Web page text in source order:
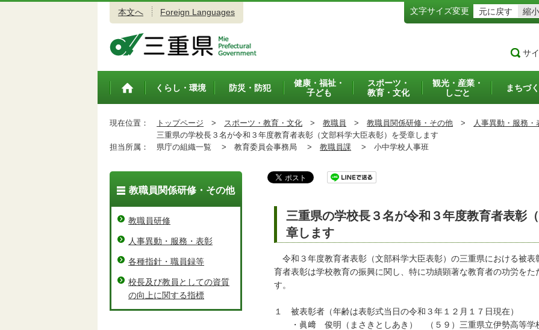
本文へ Foreign Languages 文字サイズ変更 元に戻す 縮小
サ
トップペ
くらし・環境 防災・防犯
健康・福祉・
子ども
スポーツ・
教育・文化
観光・産業・
しごと
まちづ
現在位置： トップページ > スポーツ・教育・文化 > 教職員 > 教職員関係研修・その他 > 人事異動・服務・
三重県の学校長３名が令和３年度教育者表彰（文部科学大臣表彰）を受章します
担当所属：
県庁の組織一覧 > 教育委員会事務局 > 教職員課 > 小中学校人事班
三重県の学校長３名が令和３年度教育者表彰
章します
令和３年度教育者表彰（文部科学大臣表彰）の三重県における被表
育者表彰は学校教育の振興に関し、特に功績顕著な教育者の功労を
す。
１ 被表彰者（年齢は表彰式当日の令和３年１２月１７日現在）
・眞﨑 俊明（まさきとしあき） （５９）三重県立伊勢高等学
教職員関係研修・その他
教職員研修
人事異動・服務・表彰
各種指針・職員録等
校長及び教員としての資質
の向上に関する指標